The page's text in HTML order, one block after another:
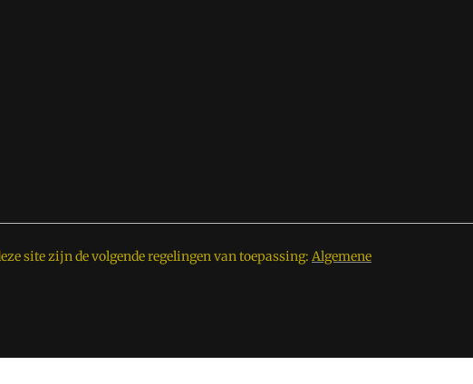
site zijn de volgende regelingen van toepassing: Algemene